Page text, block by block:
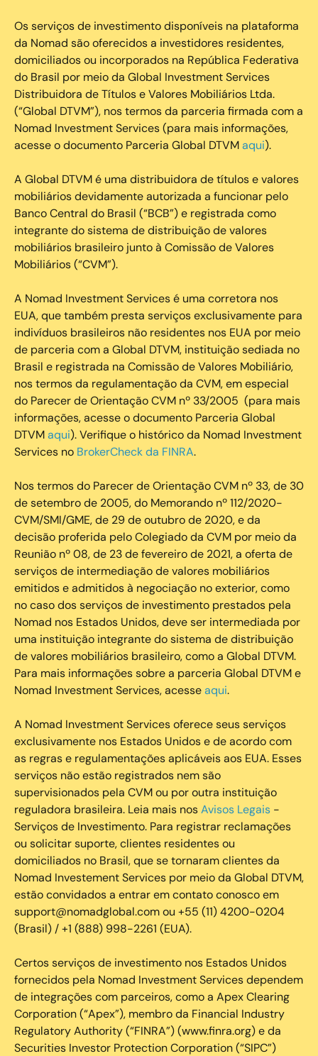
Os serviços de investimento disponíveis na plataforma
da Nomad são oferecidos a investidores residentes,
domiciliados ou incorporados na República Federativa
do Brasil por meio da Global Investment Services
Distribuidora de Títulos e Valores Mobiliários Ltda.
(“Global DTVM”), nos termos da parceria firmada com a
Nomad Investment Services (para mais informações,
acesse o documento Parceria Global DTVMaqui).
A Global DTVM é uma distribuidora de títulos e valores
mobiliários devidamente autorizada a funcionar pelo
Banco Central do Brasil (“BCB”) e registrada como
integrante do sistema de distribuição de valores
mobiliários brasileiro junto à Comissão de Valores
Mobiliários (“CVM”).
‍A Nomad Investment Services é uma corretora nos
EUA, que também presta serviços exclusivamente para
indivíduos brasileiros não residentes nos EUA por meio
de parceria com a Global DTVM, instituição sediada no
Brasil e registrada na Comissão de Valores Mobiliário,
nos termos da regulamentação da CVM, em especial
do Parecer de Orientação CVM nº 33/2005 (para mais
informações, acesse o documento Parceria Global
DTVMaqui). Verifique o histórico da Nomad Investment
Services no BrokerCheck da FINRA.
Nos termos do Parecer de Orientação CVM nº 33, de 30
de setembro de 2005, do Memorando nº 112/2020-
CVM/SMI/GME, de 29 de outubro de 2020, e da
decisão proferida pelo Colegiado da CVM por meio da
Reunião nº 08, de 23 de fevereiro de 2021, a oferta de
serviços de intermediação de valores mobiliários
emitidos e admitidos à negociação no exterior, como
no caso dos serviços de investimento prestados pela
Nomad nos Estados Unidos, deve ser intermediada por
uma instituição integrante do sistema de distribuição
de valores mobiliários brasileiro, como a Global DTVM.
Para mais informações sobre a parceria Global DTVM e
Nomad Investment Services, acesseaqui.
A Nomad Investment Services oferece seus serviços
exclusivamente nos Estados Unidos e de acordo com
as regras e regulamentações aplicáveis aos EUA. Esses
serviços não estão registrados nem são
supervisionados pela CVM ou por outra instituição
reguladora brasileira. Leia mais nosAvisos Legais -
Serviços de Investimento. Para registrar reclamações
ou solicitar suporte, clientes residentes ou
domiciliados no Brasil, que se tornaram clientes da
Nomad Investement Services por meio da Global DTVM,
estão convidados a entrar em contato conosco em
support@nomadglobal.com ou +55 (11) 4200-0204
(Brasil) / +1 (888) 998-2261 (EUA).
Certos serviços de investimento nos Estados Unidos
fornecidos pela Nomad Investment Services dependem
de integrações com parceiros, como a Apex Clearing
Corporation (“Apex”), membro da Financial Industry
Regulatory Authority (“FINRA”) (www.finra.org) e da
Securities Investor Protection Corporation (“SIPC”)